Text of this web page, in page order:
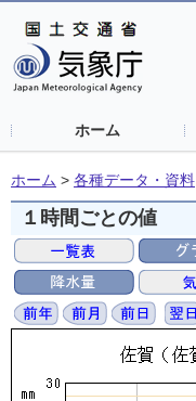
ホーム
ホーム > 各種データ・資料
１時間ごとの値